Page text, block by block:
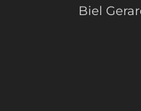
Biel